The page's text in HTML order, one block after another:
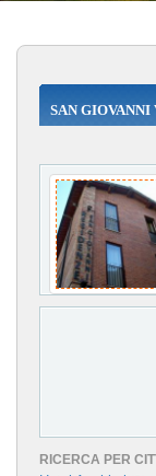
SAN GIOVANNI
RICERCA PER